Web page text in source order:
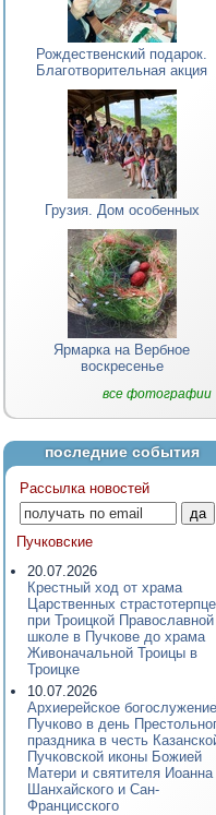
Рождественский подарок.
Благотворительная акция
Грузия. Дом особенных
Ярмарка на Вербное
воскресенье
все фотографии
последние события
Рассылка новостей
Пучковские
20.07.2026
Крестный ход от храма
Царственных
при Троицкой Православной
школе в Пучкове до храма
Живоначальной Троицы в
Троицке
10.07.2026
Архиерейское
Пучково в день
праздника в честь
Пучковской иконы Божией
Матери и святителя Иоанна
Шанхайского и Сан-
Францисского